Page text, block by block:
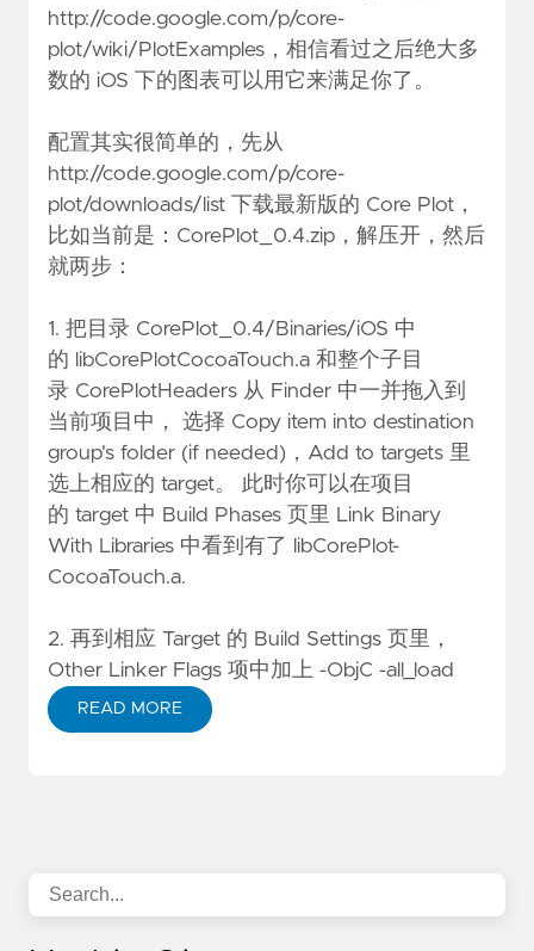
http://code.google.com/p/core-
plot/wiki/PlotExamples，相信看过之后绝大多
数的 iOS 下的图表可以用它来满足你了。
配置其实很简单的，先从
http://code.google.com/p/core-
plot/downloads/list 下载最新版的 Core Plot，
比如当前是：CorePlot_0.4.zip，解压开，然后
就两步：
1. 把目录 CorePlot_0.4/Binaries/iOS 中
的 libCorePlotCocoaTouch.a 和整个子目
录 CorePlotHeaders 从 Finder 中一并拖入到
当前项目中， 选择 Copy item into destination
group's folder (if needed)，Add to targets 里
选上相应的 target。 此时你可以在项目
的 target 中 Build Phases 页里 Link Binary
With Libraries 中看到有了 libCorePlot-
CocoaTouch.a.
2. 再到相应 Target 的 Build Settings 页里，
Other Linker Flags 项中加上 -ObjC -all_load
READ MORE